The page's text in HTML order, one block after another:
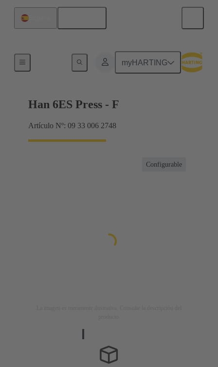
myHARTING
Corrientes hasta 16 A
Han 6ES Press - F
Artículo Nº: 09 33 006 2748
Configurable